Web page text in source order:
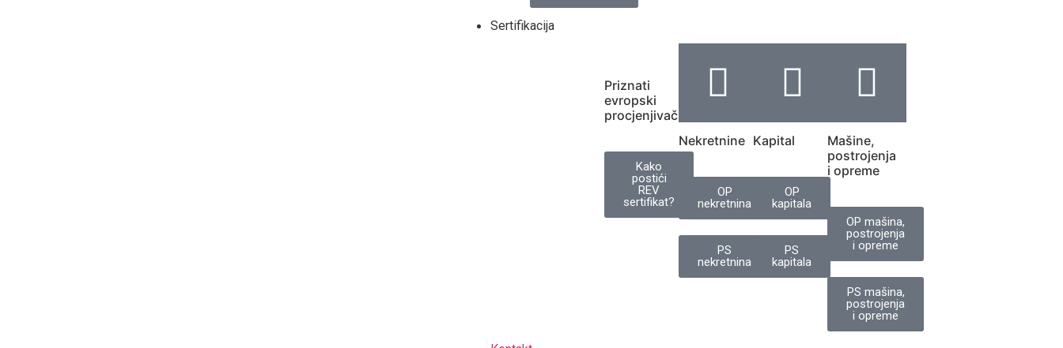
Sertifikacija
Priznati
evropski
procjenjivač
Kako
postići
REV
sertifikat?
Nekretnine
OP
nekretnina
PS
nekretnina
Kapital
OP
kapitala
PS
kapitala
Mašine,
postrojenja
i opreme
OP mašina,
postrojenja
i opreme
PS mašina,
postrojenja
i opreme